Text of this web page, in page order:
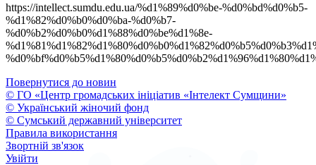
https://intellect.sumdu.edu.ua/%d1%89%d0%be-%d0%bd%d0%b5-
%d1%82%d0%b0%d0%ba-%d0%b7-
%d0%b2%d0%b0%d1%88%d0%be%d1%8e-
Повернутися до новин
© ГО «Центр громадських ініціатив «Інтелект Сумщини»
© Український жіночий фонд
© Сумський державний університет
Правила використання
Звортній зв'язок
Увійти